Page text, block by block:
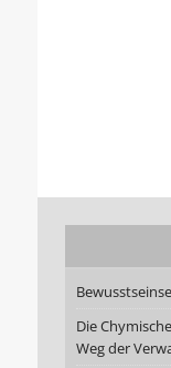
Die
Weg der